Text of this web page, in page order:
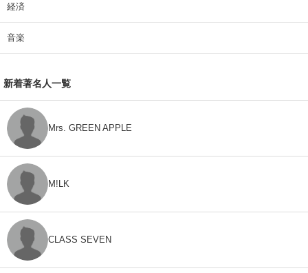
経済
音楽
新着著名人一覧
Mrs. GREEN APPLE
M!LK
CLASS SEVEN